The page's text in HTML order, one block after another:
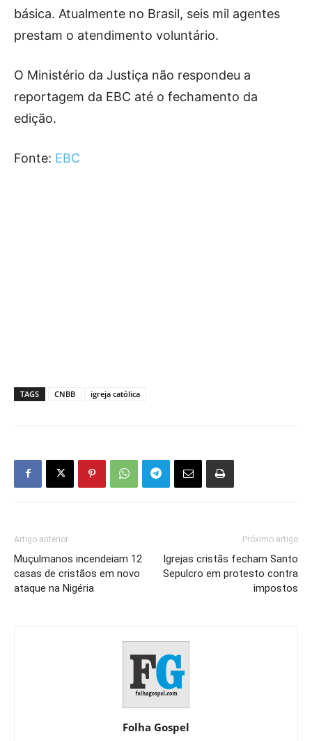
básica. Atualmente no Brasil, seis mil agentes
prestam o atendimento voluntário.
O Ministério da Justiça não respondeu a
reportagem da EBC até o fechamento da
edição.
Fonte: EBC
TAGS CNBB igreja católica
Artigo anterior
Muçulmanos incendeiam 12
casas de cristãos em novo
ataque na Nigéria
Próximo artigo
Igrejas cristãs fecham Santo
Sepulcro em protesto contra
impostos
Folha Gospel